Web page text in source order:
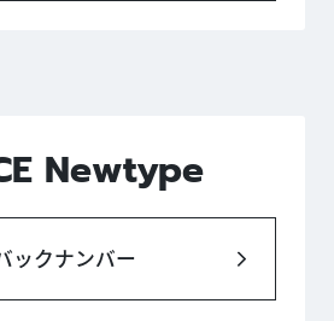
Newtype
ックナンバー